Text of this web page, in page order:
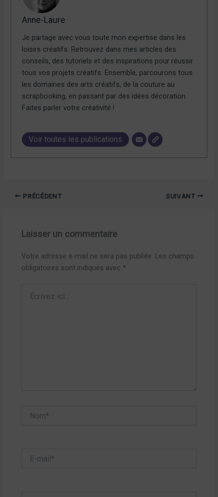
Anne-Laure
Je partage avec vous toute mon expertise dans les
loisirs créatifs. Retrouvez dans mes articles des
conseils, des tutoriels et des inspirations pour réussir
tous vos projets créatifs. Ensemble, parcourons tous
les domaines des arts créatifs, de la couture au
scrapbooking, en passant par des idées décoration.
Faites parler votre créativité !
Voir toutes les publications
PRÉCÉDENT SUIVANT
Laisser un commentaire
Votre adresse e-mail ne sera pas publiée. Les champs
obligatoires sont indiqués avec *
ici…
mail*